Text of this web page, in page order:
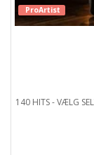
ProArtist
140 HITS - VÆLG